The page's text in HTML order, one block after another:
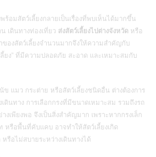
ร้อมสัตว์เลี้ยงกลายเป็นเรื่องที่พบเห็นได้มากขึ้น
เดินทางท่องเที่ยว ส่งสัตว์เลี้ยงไปต่างจังหวัด หรือ
ของสัตว์เลี้ยงจำนวนมากจึงให้ความสำคัญกับ
ลี้ยง” ที่มีความปลอดภัย สะอาด และเหมาะสมกับ
ข แมว กระต่าย หรือสัตว์เลี้ยงชนิดอื่น ต่างต้องการ
ดินทาง การเลือกกรงที่มีขนาดเหมาะสม รวมถึงรถ
งเพียงพอ จึงเป็นสิ่งสำคัญมาก เพราะหากกรงเล็ก
หรือพื้นที่คับแคบ อาจทำให้สัตว์เลี้ยงเกิด
รือไม่สบายระหว่างเดินทางได้